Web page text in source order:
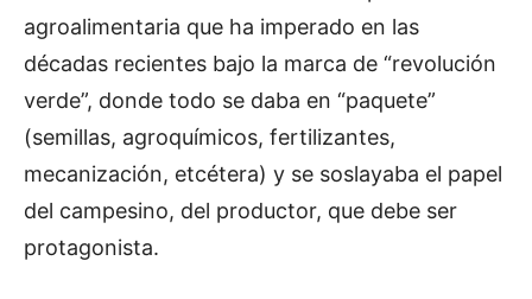
agroalimentaria que ha imperado en las
décadas recientes bajo la marca de “revolución
verde”, donde todo se daba en “paquete”
(semillas, agroquímicos, fertilizantes,
mecanización, etcétera) y se soslayaba el papel
del campesino, del productor, que debe ser
protagonista.